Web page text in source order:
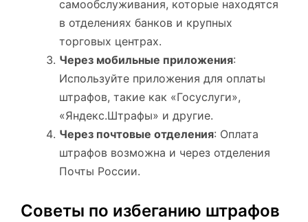
самообслуживания, которые находятся
в отделениях банков и крупных
торговых центрах.
Через мобильные приложения:
Используйте приложения для оплаты
штрафов, такие как «Госуслуги»,
«Яндекс.Штрафы» и другие.
Через почтовые отделения: Оплата
штрафов возможна и через отделения
Почты России.
Советы по избеганию штрафов